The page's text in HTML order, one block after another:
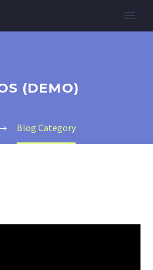
(DEMO)
Blog Category